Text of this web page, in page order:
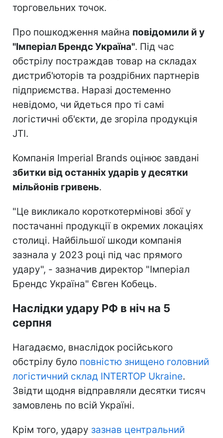
торговельних точок.
Про пошкодження майна повідомили й у
"Імперіал Брендс Україна". Під час
обстрілу постраждав товар на складах
дистриб'юторів та роздрібних партнерів
підприємства. Наразі достеменно
невідомо, чи йдеться про ті самі
логістичні об'єкти, де згоріла продукція
JTI.
Компанія Imperial Brands оцінює завдані
збитки від останніх ударів у десятки
мільйонів гривень.
"Це викликало короткотермінові збої у
постачанні продукції в окремих локаціях
столиці. Найбільшої шкоди компанія
зазнала у 2023 році під час прямого
удару", - зазначив директор "Імперіал
Брендс Україна" Євген Кобець.
Наслідки удару РФ в ніч на 5
серпня
Нагадаємо, внаслідок російського
обстрілу було повністю знищено головний
логістичний склад INTERTOP Ukraine.
Звідти щодня відправляли десятки тисяч
замовлень по всій Україні.
Крім того, удару зазнав центральний